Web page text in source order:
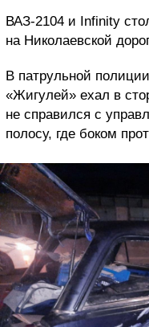
ВАЗ-2104 и
Infinity
на Николаевской
В патрульной
«Жигулей» ехал в
не справился с
полосу, где боком